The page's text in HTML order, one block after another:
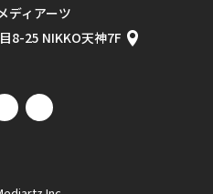
2017.11
ディアーツ
8-25 NIKKO天神7F